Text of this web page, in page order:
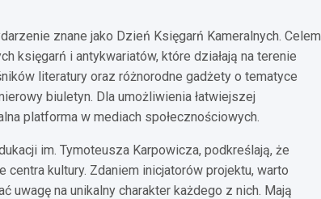
znane jako Dzień Księgarń Kameralnych. Celem
księgarń i antykwariatów, które działają na terenie
literatury oraz różnorodne gadżety o tematyce
biuletyn. Dla umożliwienia łatwiejszej
platforma w mediach społecznościowych.
im. Tymoteusza Karpowicza, podkreślają, że
kultury. Zdaniem inicjatorów projektu, warto
na unikalny charakter każdego z nich. Mają